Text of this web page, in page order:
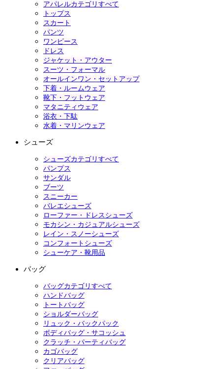
アパレルカテゴリすべて
トップス
スカート
パンツ
ワンピース
ドレス
ジャケット・アウター
スーツ・フォーマル
オールインワン・セットアップ
下着・ルームウェア
靴下・フットウェア
マタニティウェア
浴衣・下駄
水着・マリンウェア
シューズ
シューズカテゴリすべて
パンプス
サンダル
ブーツ
スニーカー
バレエシューズ
ローファー・ドレスシューズ
モカシン・カジュアルシューズ
レイン・スノーシューズ
コンフォートシューズ
シューケア・靴用品
バッグ
バッグカテゴリすべて
ハンドバッグ
トートバッグ
ショルダーバッグ
リュック・バックパック
ボディバッグ・サコッシュ
クラッチ・パーティバッグ
カゴバッグ
クリアバッグ